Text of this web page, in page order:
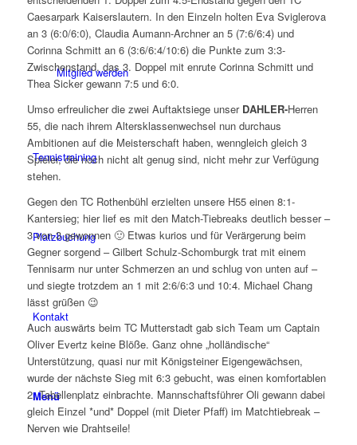
Mitglied werden
Tennistraining
Platzbuchung
Kontakt
Menü
Caesarpark Kaiserslautern. In den Einzeln holten Eva Sviglerova
an 3 (6:0/6:0), Claudia Aumann-Archner an 5 (7:6/6:4) und
Corinna Schmitt an 6 (3:6/6:4/10:6) die Punkte zum 3:3-
Zwischenstand, das 3. Doppel mit enrute Corinna Schmitt und
Thea Sicker gewann 7:5 und 6:0.
Umso erfreulicher die zwei Auftaktsiege unser DAHLER-Herren
55, die nach ihrem Altersklassenwechsel nun durchaus
Ambitionen auf die Meisterschaft haben, wenngleich gleich 3
Spieler, die noch nicht alt genug sind, nicht mehr zur Verfügung
stehen.
Gegen den TC Rothenbühl erzielten unsere H55 einen 8:1-
Kantersieg; hier lief es mit den Match-Tiebreaks deutlich besser –
3 von 3 gewonnen 🙂 Etwas kurios und für Verärgerung beim
Gegner sorgend – Gilbert Schulz-Schomburgk trat mit einem
Tennisarm nur unter Schmerzen an und schlug von unten auf –
und siegte trotzdem an 1 mit 2:6/6:3 und 10:4. Michael Chang
lässt grüßen 😉
Auch auswärts beim TC Mutterstadt gab sich Team um Captain
Oliver Evertz keine Blöße. Ganz ohne „holländische“
Unterstützung, quasi nur mit Königsteiner Eigengewächsen,
wurde der nächste Sieg mit 6:3 gebucht, was einen komfortablen
2. Tabellenplatz einbrachte. Mannschaftsführer Oli gewann dabei
gleich Einzel *und* Doppel (mit Dieter Pfaff) im Matchtiebreak –
Nerven wie Drahtseile!